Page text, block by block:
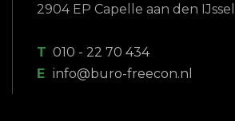
2904 EP Capelle aan den IJssel
T 010 - 22 70 434
E info@buro-freecon.nl